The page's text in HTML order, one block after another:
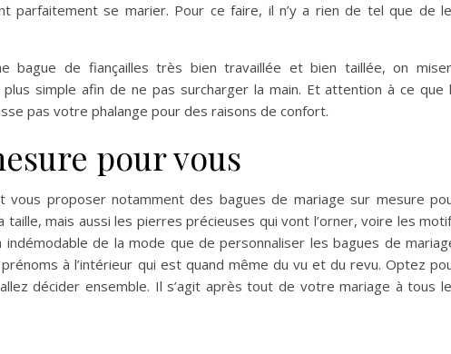
parfaitement se marier. Pour ce faire, il n’y a rien de tel que de
bague de fiançailles très bien travaillée et bien taillée, on
simple afin de ne pas surcharger la main. Et attention à ce que
pas votre phalange pour des raisons de confort.
pour vous
vous proposer notamment des bagues de mariage sur mesure
taille, mais aussi les pierres précieuses qui vont l’orner, voire les
de la mode que de personnaliser les bagues de
à l’intérieur qui est quand même du vu et du revu. Optez
décider ensemble. Il s’agit après tout de votre mariage à tous